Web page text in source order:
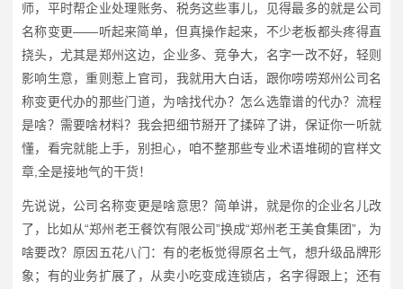
师，平时帮企业处理账务、税务这些事儿，见得最多的就是公司
名称变更——听起来简单，但真操作起来，不少老板都头疼得直
挠头，尤其是郑州这边，企业多、竞争大，名字一改不好，轻则
影响生意，重则惹上官司，我就用大白话，跟你唠唠郑州公司名
称变更代办的那些门道，为啥找代办？怎么选靠谱的代办？流程
是啥？需要啥材料？我会把细节掰开了揉碎了讲，保证你一听就
懂，看完就能上手，别担心，咱不整那些专业术语堆砌的官样文
章,全是接地气的干货！
先说说，公司名称变更是啥意思？简单讲，就是你的企业名儿改
了，比如从“郑州老王餐饮有限公司”换成“郑州老王美食集团”，为
啥要改？原因五花八门：有的老板觉得原名土气，想升级品牌形
象；有的业务扩展了，从卖小吃变成连锁店，名字得跟上；还有